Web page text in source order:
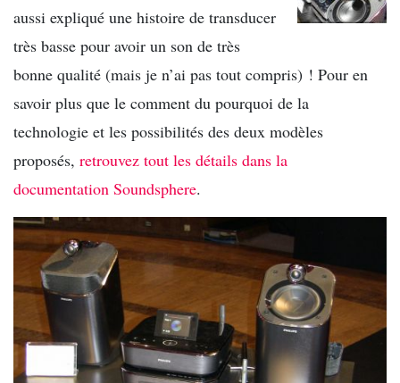
aussi expliqué une histoire de transducer
très basse pour avoir un son de très
bonne qualité (mais je n’ai pas tout compris) ! Pour en
savoir plus que le comment du pourquoi de la
technologie et les possibilités des deux modèles
proposés, retrouvez tout les détails dans la
documentation Soundsphere.